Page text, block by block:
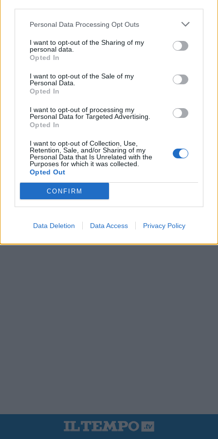
Personal Data Processing Opt Outs
I want to opt-out of the Sharing of my
personal data.
Opted In
I want to opt-out of the Sale of my
Personal Data.
Opted In
I want to opt-out of processing my
Personal Data for Targeted Advertising.
Opted In
I want to opt-out of Collection, Use,
Retention, Sale, and/or Sharing of my
Personal Data that Is Unrelated with the
Purposes for which it was collected.
Opted Out
CONFIRM
Data Deletion Data Access Privacy Policy